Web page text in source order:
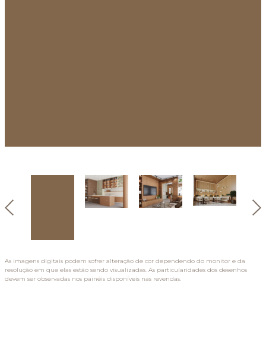
As imagens digitais podem sofrer alteração de cor dependendo do monitor e da
resolução em que elas estão sendo visualizadas. As particularidades dos desenhos
devem ser observadas nos painéis disponíveis nas revendas.